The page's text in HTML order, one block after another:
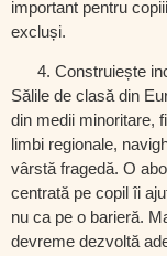
important pentru
excluși.
Construiește
Sălile de clasă din
din medii minoritare,
limbi regionale,
vârstă fragedă. O
centrată pe copil îi
nu ca pe o barieră.
devreme dezvoltă